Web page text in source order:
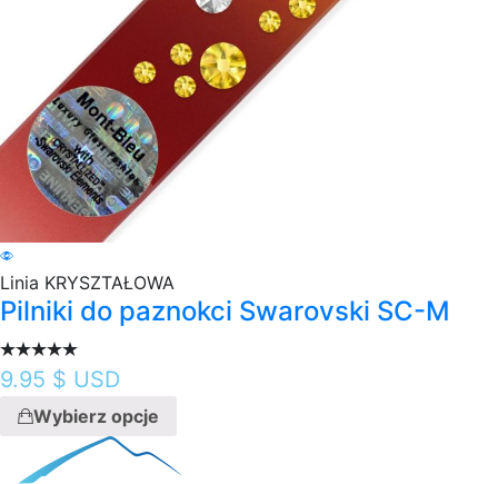
Linia KRYSZTAŁOWA
Pilniki do paznokci Swarovski SC-M
9.95 $ USD
Wybierz opcje